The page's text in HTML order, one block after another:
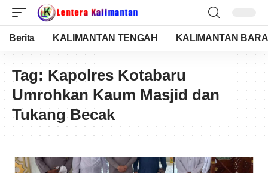
Berita KALIMANTAN TENGAH KALIMANTAN
Tag: Kapolres Kotabaru
Umrohkan Kaum Masjid dan
Tukang Becak